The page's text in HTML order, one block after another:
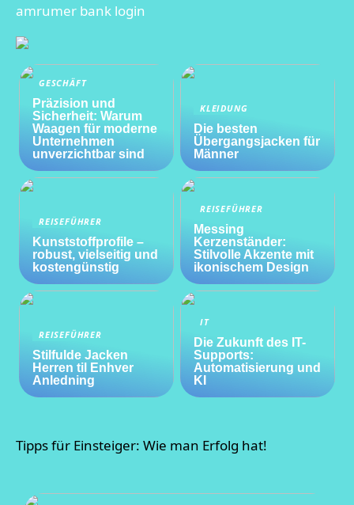
amrumer bank login
GESCHÄFT
Präzision und
Sicherheit: Warum
Waagen für moderne
Unternehmen
unverzichtbar sind
KLEIDUNG
Die besten
Übergangsjacken für
Männer
REISEFÜHRER
Kunststoffprofile –
robust, vielseitig und
kostengünstig
REISEFÜHRER
Messing
Kerzenständer:
Stilvolle Akzente mit
ikonischem Design
REISEFÜHRER
Stilfulde Jacken
Herren til Enhver
Anledning
IT
Die Zukunft des IT-
Supports:
Automatisierung und
KI
Tipps für Einsteiger: Wie man Erfolg hat!